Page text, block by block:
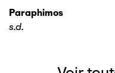
Paraphimos
s.d.